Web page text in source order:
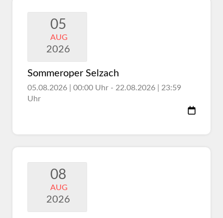
2026
AUG
05
Sommeroper Selzach
05.08.2026 | 00:00 Uhr - 22.08.2026 | 23:59
Uhr
2026
AUG
08